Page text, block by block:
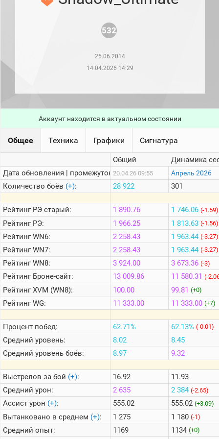
Топ
игроков
сессии)
Топ
Статистика
стримеров
Информация
Онлайн
Цветовая
шкала
Теlegram
ВК
Портал
Мира
Танков
532
25.06.2014
14.04.2026 14:29
Аккаунт находится в актуальном состоянии
Общее Техника Графики Сигнатура
Дата обновления | промежуток:
Количество боёв (+):
РейтингРЭ старый:
РейтингРЭ:
РейтингWN6:
РейтингWN7:
РейтингWN8:
РейтингБроне-сайт:
РейтингXVM (WN8):
РейтингWG:
Процент побед:
Средний уровень:
Средний уровень боёв:
Выстрелов за бой (+):
Средний урон:
Ассист урон (+):
Вытанковано в среднем (+):
Средний опыт:
Общий
20.04.26 09:55
28 922
1 890.76
1 966.25
2 258.43
2 258.43
3 924.00
13 009.86
100.00
11 333.00
62.71%
8.02
8.97
16.92
2 635
555.02
1 275
1169
Динамика
Апрель 2026
301
1 746.06 (-1.59)
1 813.63 (-1.56)
1 963.44 (-3.27)
1 963.44 (-3.27)
3 673.36 (-3)
11 580.31 (-
99.81 (+0)
11 333.00 (+7)
62.13% (-0.01)
8.45
9.32
11.93
2 384 (-2.65)
555.02 (+3.09)
1 180 (-1)
1134 (+0)